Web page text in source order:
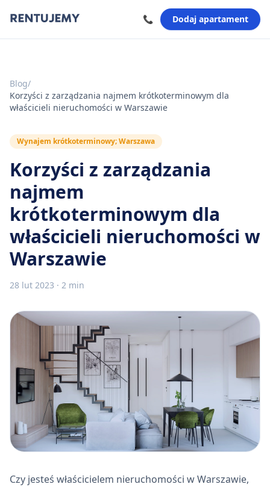
📞 Dodaj apartament
Blog/
Korzyści z zarządzania najmem krótkoterminowym dla
właścicieli nieruchomości w Warszawie
Wynajem krótkoterminowy; Warszawa
Korzyści z zarządzania
najmem
krótkoterminowym dla
właścicieli nieruchomości w
Warszawie
28 lut 2023 · 2 min
Czy jesteś właścicielem nieruchomości w Warszawie,